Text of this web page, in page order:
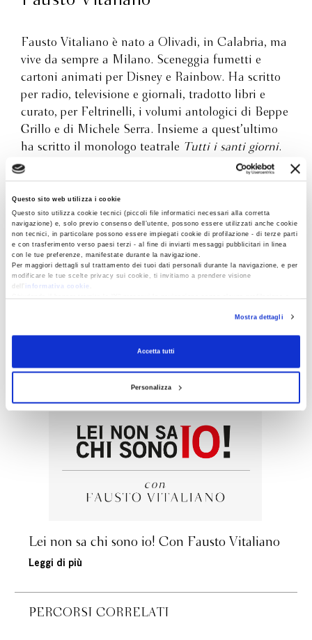
Questo sito web utilizza i cookie
Questo sito utilizza cookie tecnici (piccoli file informatici necessari alla corretta
navigazione) e, solo previo consenso dell’utente, possono essere utilizzati anche cookie
non tecnici, in particolare possono essere impiegati cookie di profilazione - di terze parti
e con trasferimento verso paesi terzi - al fine di inviarti messaggi pubblicitari in linea
con le tue preferenze, manifestate durante la navigazione.
Per maggiori dettagli sul trattamento dei tuoi dati personali durante la navigazione, e per
modificare le tue scelte privacy sui cookie, ti invitiamo a prendere visione
dell’
informativa cookie
RevocaMostra dettagli
Accetta tutti
Personalizza
Fausto Vitaliano è nato a Olivadi, in Calabria, ma
vive da sempre a Milano. Sceneggia fumetti e
cartoni animati per Disney e Rainbow. Ha scritto
per radio, televisione e giornali, tradotto libri e
curato, per Feltrinelli, i volumi antologici di Beppe
Grillo e di Michele Serra. Insieme a quest’ultimo
ha scritto il monologo teatrale Tutti i santi giorni.
Ha pubblicato con Laurana Editore i romanziEra
solo una promessa,Lorenzo Segreto eLa
grammatica della corsa
trilogia noir de “Le ultime indagini di Gori
Misticò”; il primo della serie,La mezzaluna di
sabbia, ha vinto il Premio Nebbia Gialla 2021. Il
suo ultimo romanzo per Bompiani èLa via del lupo
(2024).
ARTICOLI CORRELATI
Lei non sa chi sono io! Con Fausto Vitaliano
Leggi di più
PERCORSI CORRELATI